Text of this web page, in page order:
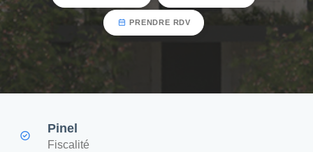
PRENDRE RDV
Pinel
Fiscalité